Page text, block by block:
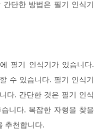
단한 방법은 필기 인식기
필기 인식기가 있습니다.
수 있습니다. 필기 인식기
다. 간단한 것은 필기 인식
니다. 복잡한 자형을 찾을
추천합니다.